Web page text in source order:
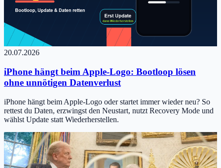
20.07.2026
iPhone hängt beim Apple-Logo: Bootloop lösen
ohne unnötigen Datenverlust
iPhone hängt beim Apple-Logo oder startet immer wieder neu? So
rettest du Daten, erzwingst den Neustart, nutzt Recovery Mode und
wählst Update statt Wiederherstellen.